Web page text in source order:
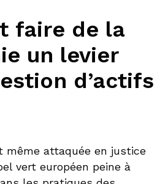
faire de la
un levier
d’actifs
même attaquée en justice
vert européen peine à